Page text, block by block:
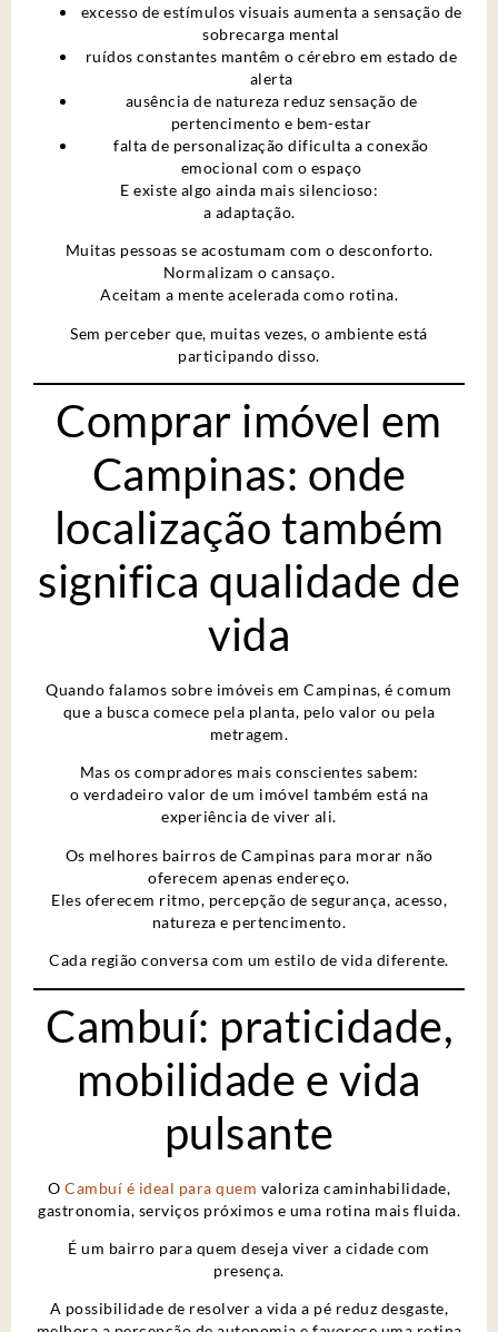
excesso de estímulos visuais aumenta a sensação de
sobrecarga mental
ruídos constantes mantêm o cérebro em estado de
alerta
ausência de natureza reduz sensação de
pertencimento e bem-estar
falta de personalização dificulta a conexão
emocional com o espaço
E existe algo ainda mais silencioso:
a adaptação.
Muitas pessoas se acostumam com o desconforto.
Normalizam o cansaço.
Aceitam a mente acelerada como rotina.
Sem perceber que, muitas vezes, o ambiente está
participando disso.
Comprar imóvel em
Campinas: onde
localização também
significa qualidade de
vida
Quando falamos sobre imóveis em Campinas, é comum
que a busca comece pela planta, pelo valor ou pela
metragem.
Mas os compradores mais conscientes sabem:
o verdadeiro valor de um imóvel também está na
experiência de viver ali.
Os melhores bairros de Campinas para morar não
oferecem apenas endereço.
Eles oferecem ritmo, percepção de segurança, acesso,
natureza e pertencimento.
Cada região conversa com um estilo de vida diferente.
Cambuí: praticidade,
mobilidade e vida
pulsante
O Cambuí é ideal para quem valoriza caminhabilidade,
gastronomia, serviços próximos e uma rotina mais fluida.
É um bairro para quem deseja viver a cidade com
presença.
A possibilidade de resolver a vida a pé reduz desgaste,